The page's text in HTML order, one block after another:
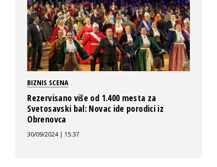
BIZNIS SCENA
Rezervisano više od 1.400 mesta za
Svetosavski bal: Novac ide porodici iz
Obrenovca
30/09/2024 | 15:37